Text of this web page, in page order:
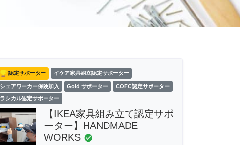
認定サポーター イケア家具組立認定サポーター
シェアワーカー保険加入 Gold サポーター COFO認定サポーター
ラシカル認定サポーター
【IKEA家具組み立て認定サポ
ーター】HANDMADE
WORKS check_circle